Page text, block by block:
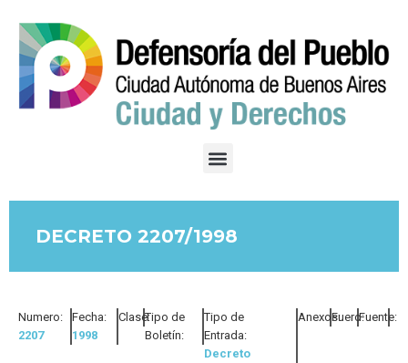
DECRETO 2207/1998
Numero:
2207
Fecha:
1998
Clase:Tipo de
Boletín:
Tipo de
Entrada:
Decreto
Anexos:Fuero:Fuente: